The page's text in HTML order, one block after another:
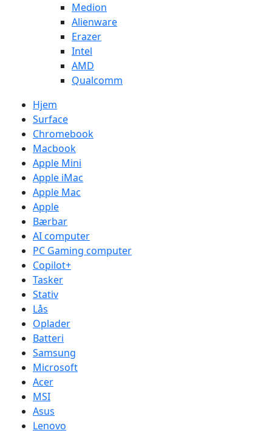
Medion
Alienware
Erazer
Intel
AMD
Qualcomm
Hjem
Surface
Chromebook
Macbook
Apple Mini
Apple iMac
Apple Mac
Apple
Bærbar
AI computer
PC Gaming computer
Copilot+
Tasker
Stativ
Lås
Oplader
Batteri
Samsung
Microsoft
Acer
MSI
Asus
Lenovo